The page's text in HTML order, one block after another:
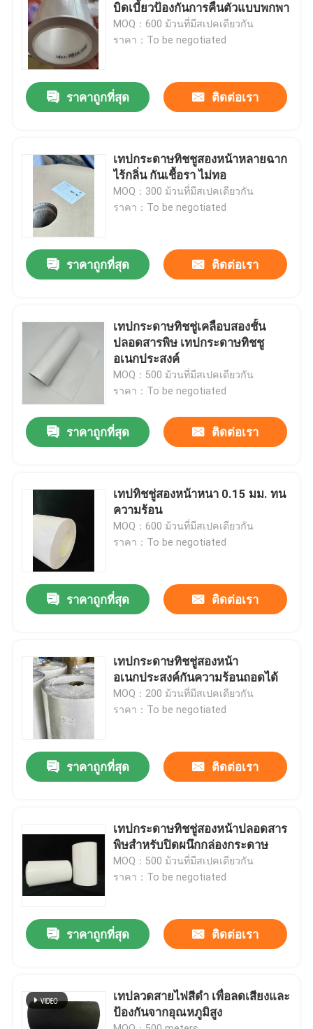
ผลิตภัณฑ์
วิดีโอ
เกี่ยวกับเรา
ควบคุมคุณภาพ
ติดต่อเรา
ขออ้าง
เทปกาวติดพรม
บิดเบี้ยวป้องกันการคืนตัวแบบพกพา
MOQ：600 ม้วนที่มีสเปคเดียวกัน
ราคา：To be negotiated
ราคาถูกที่สุด ติดต่อเรา
เทปกระดาษทิชชูสองหน้าหลายฉาก
ไร้กลิ่น กันเชื้อรา ไม่ทอ
MOQ：300 ม้วนที่มีสเปคเดียวกัน
ราคา：To be negotiated
ราคาถูกที่สุด ติดต่อเรา
เทปกระดาษทิชชู่เคลือบสองชั้น
ปลอดสารพิษ เทปกระดาษทิชชู
อเนกประสงค์
MOQ：500 ม้วนที่มีสเปคเดียวกัน
ราคา：To be negotiated
ราคาถูกที่สุด ติดต่อเรา
เทปทิชชู่สองหน้าหนา 0.15 มม. ทน
ความร้อน
MOQ：600 ม้วนที่มีสเปคเดียวกัน
ราคา：To be negotiated
ราคาถูกที่สุด ติดต่อเรา
เทปกระดาษทิชชู่สองหน้า
อเนกประสงค์กันความร้อนถอดได้
MOQ：200 ม้วนที่มีสเปคเดียวกัน
ราคา：To be negotiated
ราคาถูกที่สุด ติดต่อเรา
เทปกระดาษทิชชู่สองหน้าปลอดสาร
พิษสำหรับปิดผนึกกล่องกระดาษ
MOQ：500 ม้วนที่มีสเปคเดียวกัน
ราคา：To be negotiated
ราคาถูกที่สุด ติดต่อเรา
เทปลวดสายไฟสีดํา เพื่อลดเสียงและ
ป้องกันจากอุณหภูมิสูง